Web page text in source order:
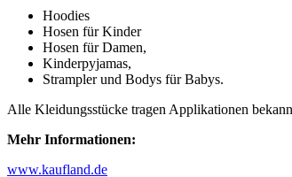
Hoodies
Hosen für Kinder
Hosen für Damen,
Kinderpyjamas,
Strampler und Bodys für Babys.
Alle Kleidungsstücke tragen Applikationen
Mehr Informationen:
www.kaufland.de